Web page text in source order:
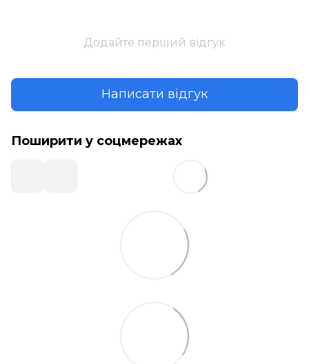
Додайте перший відгук
Написати відгук
Поширити у соцмережах